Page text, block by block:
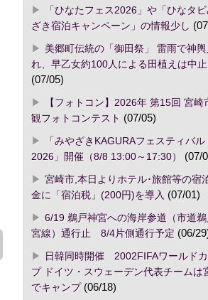
「ひなたフェス2026」や「ひなタ
ざき宿泊キャンペーン」の情報少し
美郷町伝統の「御田祭」 雷雨で神輿
れ、早乙女約100人による田植えは中止
(07/05)
【フォトコン】2026年 第15回 宮崎
観フォトコンテスト (07/05)
「みやざきKAGURAフェスティバル
2026」開催（8/8 13:00～17:30）
(07/
宮崎市,本日よりホテル･旅館等の宿
金に「宿泊税」(200円)を導入 (07/01)
6/19 鵜戸神宮への海岸参道（市道
宮線）通行止 8/4片側通行予定 (06/
日韓同時開催 2002FIFAワールド
プ ドイツ・スウェーデン代表チームは
でキャンプ(06/18)